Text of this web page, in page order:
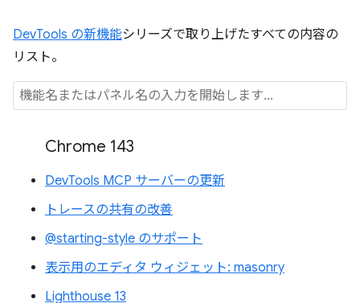
DevTools の新機能シリーズで取り上げたすべての内容の
リスト。
Chrome 143
DevTools MCP サーバーの更新
トレースの共有の改善
@starting-style のサポート
表示用のエディタ ウィジェット: masonry
Lighthouse 13